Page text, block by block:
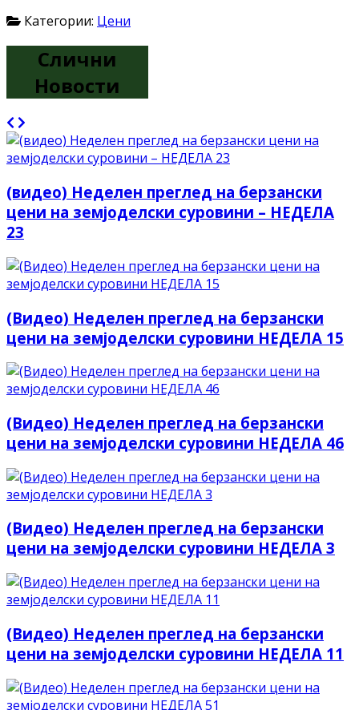
Категории: Цени
Слични
Новости
(видео) Неделен преглед на берзански
цени на земјоделски суровини – НЕДЕЛА
23
(Видео) Неделен преглед на берзански
цени на земјоделски суровини НЕДЕЛА 15
(Видео) Неделен преглед на берзански
цени на земјоделски суровини НЕДЕЛА 46
(Видео) Неделен преглед на берзански
цени на земјоделски суровини НЕДЕЛА 3
(Видео) Неделен преглед на берзански
цени на земјоделски суровини НЕДЕЛА 11